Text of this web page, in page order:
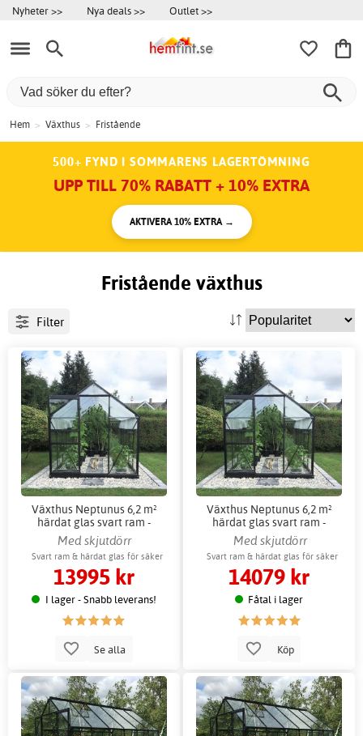
Nyheter >> Nya deals >> Outlet >>
Hem > Växthus > Fristående
500+ FYND I SOMMARENS LAGERTÖMNING
UPP TILL 70% RABATT + 10% EXTRA
AKTIVERA 10% EXTRA →
Fristående växthus
Filter
Växthus Neptunus 6,2 m²
härdat glas svart ram -
Gardeney
Med skjutdörr
Svart ram & härdat glas för säker
odling
13995 kr
I lager - Snabb leverans!
Se alla
Växthus Neptunus 6,2 m²
härdat glas svart ram -
Gardeney + Växthustillbehör
Med skjutdörr
Svart ram & härdat glas för säker
odling
14079 kr
Fåtal i lager
Köp